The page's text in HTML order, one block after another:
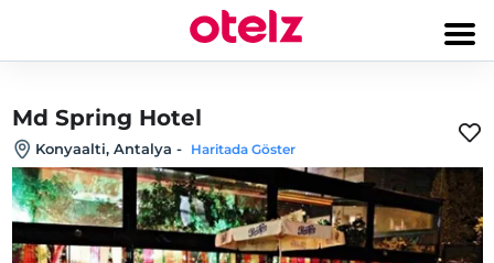
Md Spring Hotel
Konyaalti, Antalya - Haritada Göster